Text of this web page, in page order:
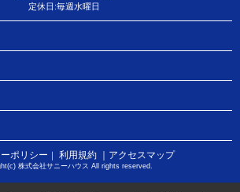
定休日:毎週水曜日
ポリシー ｜ 利用規約 ｜アクセスマップ
株式会社サニーハウス All rights reserved.